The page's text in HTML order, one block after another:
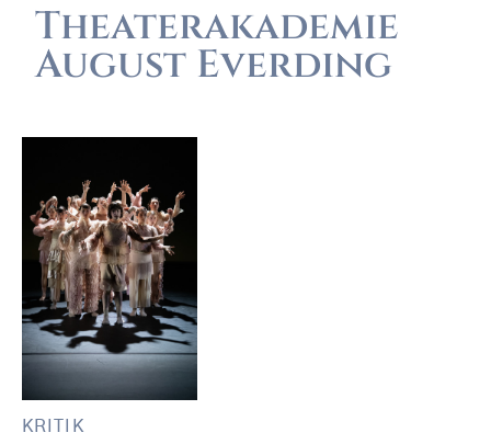
Theaterakademie
August Everding
KRITIK